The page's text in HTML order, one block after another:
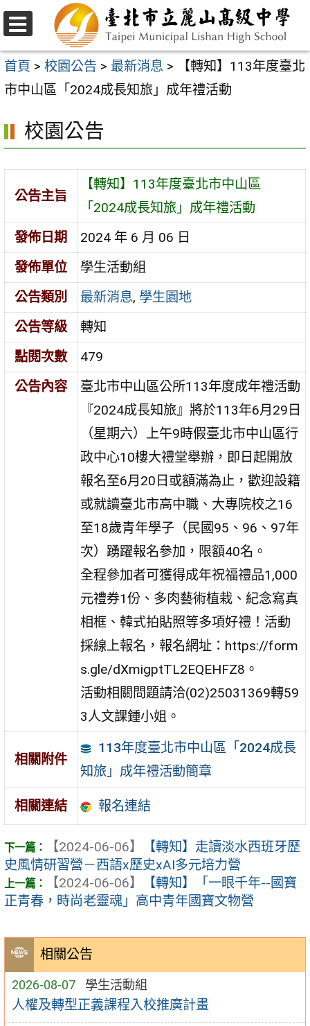
跳
至
主
要
容
區
選
單
首頁 > 校園公告 > 最新消息 >
【轉知】113年度臺北
市中山區「2024成長知旅」成年禮活動
相關公告
2026-08-07 學生活動組
人權及轉型正義課程入校推廣計畫
校園公告
公告主旨
【轉知】113年度臺北市中山區
「2024成長知旅」成年禮活動
發佈日期
2024 年 6 月 06 日
發佈單位
學生活動組
公告類別
最新消息, 學生園地
公告等級
轉知
點閱次數
479
公告內容
臺北市中山區公所113年度成年禮活動
『2024成長知旅』將於113年6月29日
（星期六）上午9時假臺北市中山區行
政中心10樓大禮堂舉辦，即日起開放
報名至6月20日或額滿為止，歡迎設籍
或就讀臺北市高中職、大專院校之16
至18歲青年學子（民國95、96、97年
次）踴躍報名參加，限額40名。
全程參加者可獲得成年祝福禮品1,000
元禮券1份、多肉藝術植栽、紀念寫真
相框、韓式拍貼照等多項好禮！活動
採線上報名，報名網址：https://form
s.gle/dXmigptTL2EQEHFZ8。
活動相關問題請洽(02)25031369轉59
3人文課鍾小姐。
相關附件
113年度臺北市中山區「2024成長
知旅」成年禮活動簡章
相關連結 報名連結
【2024-06-06】
【轉知】走讀淡水西班牙歷
史風情研習營－西語x歷史xAI多元培力營
【2024-06-06】
【轉知】「一眼千年--國寶
正青春，時尚老靈魂」高中青年國寶文物營